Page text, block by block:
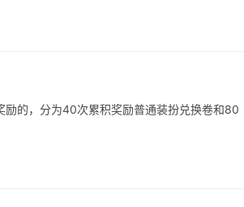
励的，分为40次累积奖励普通装扮兑换卷和80